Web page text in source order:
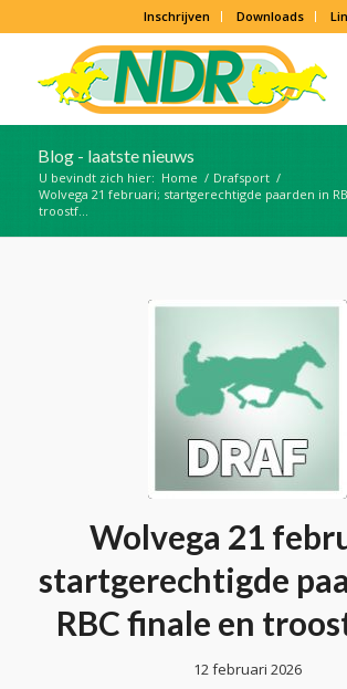
Inschrijven Downloads
Blog - laatste nieuws
U bevindt zich hier: Home / Drafsport /
Wolvega 21 februari; startgerechtigde paarden in
troostf...
Wolvega 21
startgerechtigde
RBC finale en
12 februari 2026